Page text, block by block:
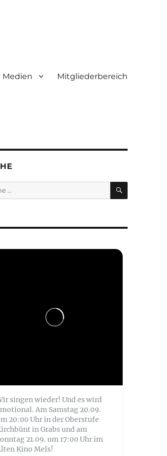
Medien Mitgliederbereich
SUCHE
singen wieder! Und es wird
Am Samstag 20.09.
20:00 Uhr in der Oberstufe
in Grabs und am
21.09. um 17:00 Uhr im
Kino Mels!